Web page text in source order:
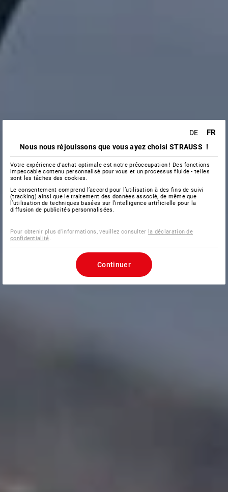
DE FR
Nous nous réjouissons que vous ayez choisi STRAUSS !
Votre expérience d'achat optimale est notre préoccupation ! Des fonctions
impeccable contenu personnalisé pour vous et un processus fluide - telles
sont les tâches des cookies.
Le consentement comprend l’accord pour l’utilisation à des fins de suivi
(tracking) ainsi que le traitement des données associé, de même que
l’utilisation de techniques basées sur l’intelligence artificielle pour la
diffusion de publicités personnalisées.
Pour obtenir plus d'informations, veuillez consulter la déclaration de
confidentialité.
Continuer